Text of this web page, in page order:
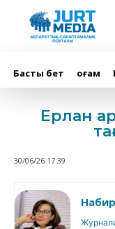
Басты бет Қоғам
Ерлан
30/06/26 17:39